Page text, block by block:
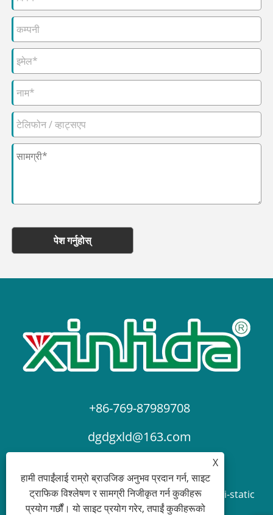
पेश गर्नुहोस्
+86-769-87989708
dgdgxld@163.com
प्रतिलिपि अधिकार © 2024 Dongguan Xin Lida Anti-static
Products Co., Ltd. सबै अधिकार सुरक्षित।
X
हामी तपाईंलाई राम्रो ब्राउजिङ अनुभव प्रदान गर्न, साइट
ट्राफिक विश्लेषण र सामग्री निजीकृत गर्न कुकीहरू
प्रयोग गर्छौं। यो साइट प्रयोग गरेर, तपाईं कुकीहरूको